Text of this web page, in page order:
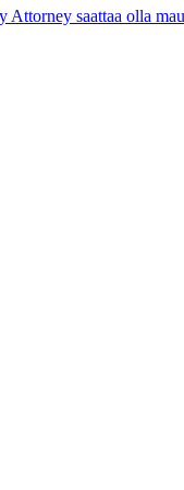
saattaa olla